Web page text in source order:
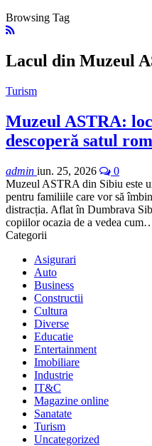
Browsing Tag
Lacul din Muzeul
Turism
Muzeul ASTRA:
descoperă satul
admin iun. 25, 2026
0
Muzeul ASTRA din Sibiu este
pentru familiile care vor să
distracția. Aflat în Dumbrava
copiilor ocazia de a vedea
Categorii
Asigurari
Auto
Business
Constructii
Cultura
Diverse
Educatie
Entertainment
Imobiliare
Industrie
IT&C
Magazine online
Sanatate
Turism
Uncategorized